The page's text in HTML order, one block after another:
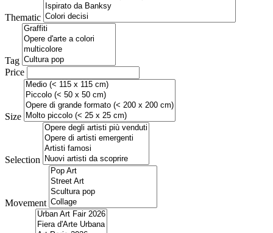
Thematic
Tag
Price
Size
Selection
Movement